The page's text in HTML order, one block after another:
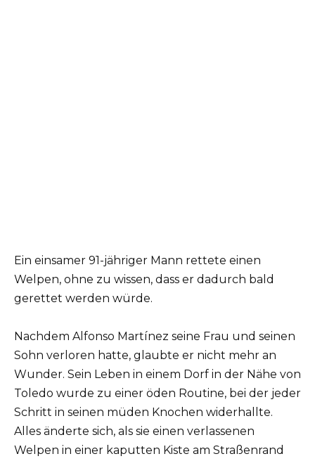
Ein einsamer 91-jähriger Mann rettete einen
Welpen, ohne zu wissen, dass er dadurch bald
gerettet werden würde.
Nachdem Alfonso Martínez seine Frau und seinen
Sohn verloren hatte, glaubte er nicht mehr an
Wunder. Sein Leben in einem Dorf in der Nähe von
Toledo wurde zu einer öden Routine, bei der jeder
Schritt in seinen müden Knochen widerhallte.
Alles änderte sich, als sie einen verlassenen
Welpen in einer kaputten Kiste am Straßenrand